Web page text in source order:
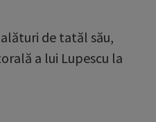
de tatăl său,
a lui Lupescu la